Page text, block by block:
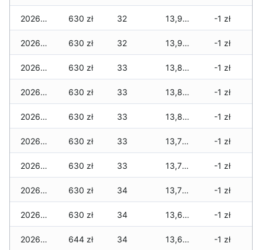
2026-01-23 630 zł 32 13,944 zł -1 zł
2026-01-22 630 zł 32 13,937 zł -1 zł
2026-01-21 630 zł 33 13,895 zł -1 zł
2026-01-20 630 zł 33 13,846 zł -1 zł
2026-01-19 630 zł 33 13,825 zł -1 zł
2026-01-18 630 zł 33 13,797 zł -1 zł
2026-01-17 630 zł 33 13,797 zł -1 zł
2026-01-16 630 zł 34 13,783 zł -1 zł
2026-01-15 630 zł 34 13,678 zł -1 zł
2026-01-14 644 zł 34 13,671 zł -1 zł